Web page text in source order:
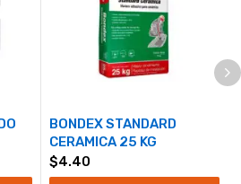
BONDEX STANDARD
CERAMICA 25 KG
$4.40